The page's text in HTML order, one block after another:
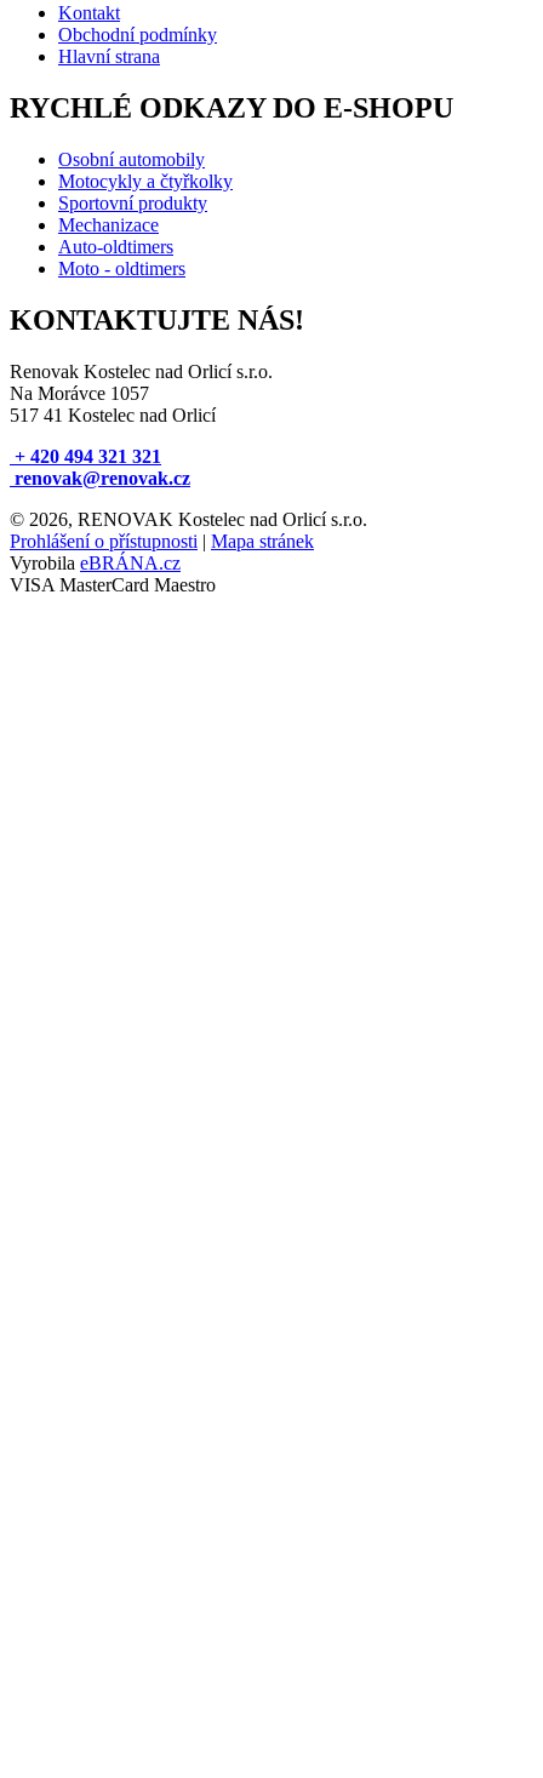
Kontakt
Obchodní podmínky
Hlavní strana
RYCHLÉ ODKAZY DO E-SHOPU
Osobní automobily
Motocykly a čtyřkolky
Sportovní produkty
Mechanizace
Auto-oldtimers
Moto - oldtimers
KONTAKTUJTE NÁS!
Renovak Kostelec nad Orlicí s.r.o.
Na Morávce 1057
517 41 Kostelec nad Orlicí
+ 420 494 321 321
renovak@renovak.cz
© 2026, RENOVAK Kostelec nad Orlicí s.r.o.
Prohlášení o přístupnosti | Mapa stránek
Vyrobila eBRÁNA.cz
VISA MasterCard Maestro